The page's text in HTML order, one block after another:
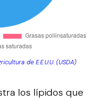
de E.E.U.U. (USDA)
los lípidos que